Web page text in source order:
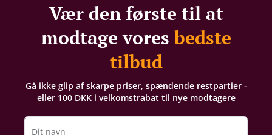
Vær den første til at
modtage voresbedste
tilbud
Gå ikke glip af skarpe priser, spændende restpartier -
eller 100 DKK i velkomstrabat til nye modtagere
Dit navn